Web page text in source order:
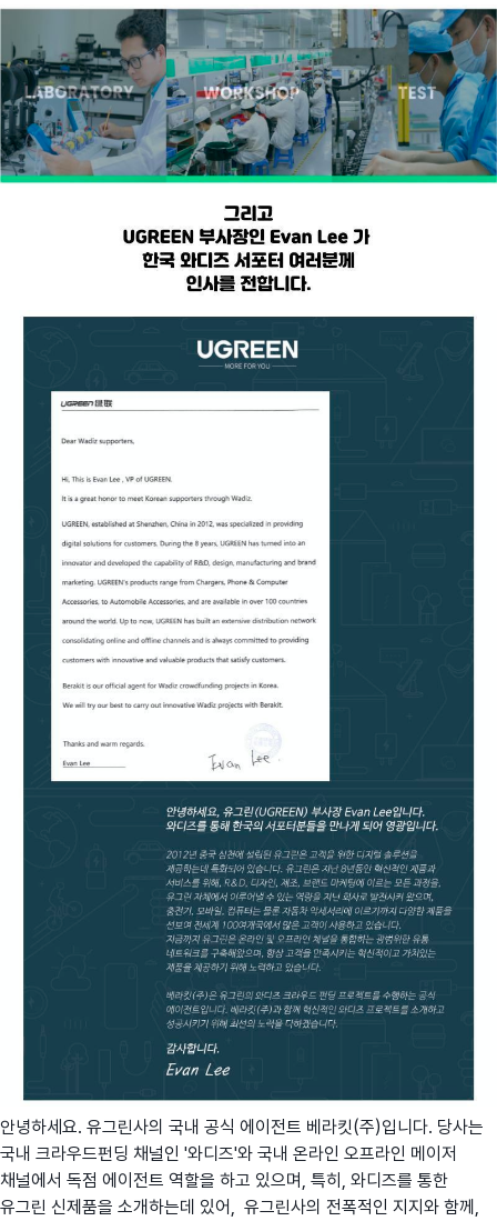
안녕하세요. 유그린사의 국내 공식 에이전트 베라킷(주)입니다. 당사는
국내 크라우드펀딩 채널인 '와디즈'와 국내 온라인 오프라인 메이저
채널에서 독점 에이전트 역할을 하고 있으며, 특히, 와디즈를 통한
유그린 신제품을 소개하는데 있어, 유그린사의 전폭적인 지지와 함께,